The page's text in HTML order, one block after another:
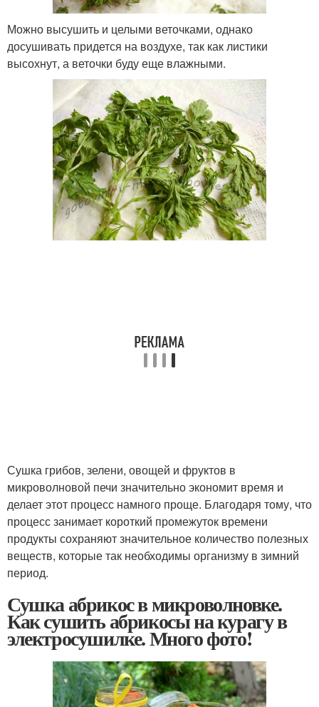
Можно высушить и целыми веточками, однако
досушивать придется на воздухе, так как листики
высохнут, а веточки буду еще влажными.
Сушка грибов, зелени, овощей и фруктов в
микроволновой печи значительно экономит время и
делает этот процесс намного проще. Благодаря тому, что
процесс занимает короткий промежуток времени
продукты сохраняют значительное количество полезных
веществ, которые так необходимы организму в зимний
период.
Сушка абрикос в микроволновке.
Как сушить абрикосы на курагу в
электросушилке. Много фото!